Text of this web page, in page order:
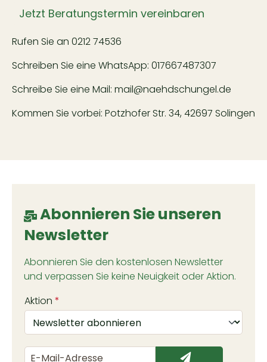
Jetzt Beratungstermin vereinbaren
Rufen Sie an 0212 74536
Schreiben Sie eine WhatsApp: 017667487307
Schreibe Sie eine Mail: mail@naehdschungel.de
Kommen Sie vorbei: Potzhofer Str. 34, 42697 Solingen
Abonnieren Sie unseren
Newsletter
Abonnieren Sie den kostenlosen Newsletter
und verpassen Sie keine Neuigkeit oder Aktion.
Aktion *